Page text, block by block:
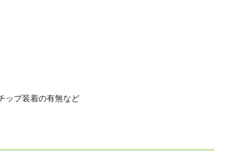
ップ装着の有無など